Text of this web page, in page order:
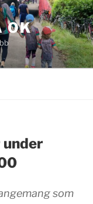
OK
som